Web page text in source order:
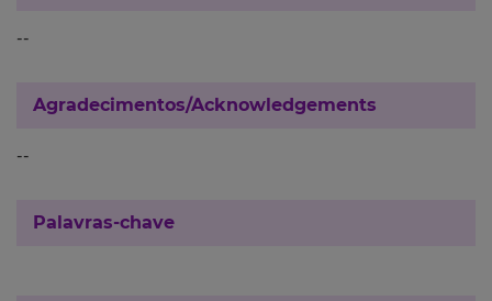
--
Agradecimentos/Acknowledgements
--
Palavras-chave